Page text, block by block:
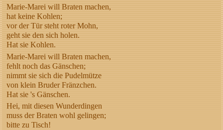
Marie-Marei will Braten machen,
hat keine Kohlen;
vor der Tür steht roter Mohn,
geht sie den sich holen.
Hat sie Kohlen.
Marie-Marei will Braten machen,
fehlt noch das Gänschen;
nimmt sie sich die Pudelmütze
von klein Bruder Fränzchen.
Hat sie 's Gänschen.
Hei, mit diesen Wunderdingen
muss der Braten wohl gelingen;
bitte zu Tisch!